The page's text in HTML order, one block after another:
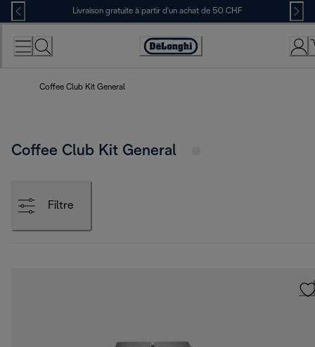
Skip
to
Content
Livraison gratuite à partir d'un achat de 50 CHF
Déclaration
Coffee Club Kit General
Coffee Club Kit General
Filtre